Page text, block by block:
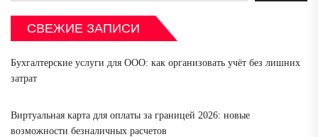
СВЕЖИЕ ЗАПИСИ
Бухгалтерские услуги для ООО: как организовать учёт без лишних
затрат
Виртуальная карта для оплаты за границей 2026: новые
возможности безналичных расчетов